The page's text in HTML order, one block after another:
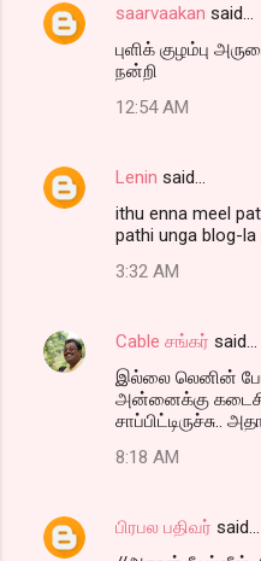
C
n
saarvaakan said…
புளிக் குழம்பு
நன்றி
12:54 AM
Lenin said…
ithu enna meel
pathi unga blog-
3:32 AM
Cable சங்கர் said…
இல்லை லெனின்
அன்னைக்கு
சாப்பிட்டிருச்சு..
8:18 AM
பிரபல பதிவர் said…